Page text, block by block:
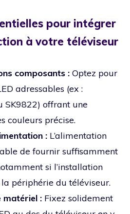
pour intégrer
à votre téléviseur
composants : Optez pour
adressables (ex :
SK9822) offrant une
couleurs précise.
: L’alimentation
de fournir suffisamment
si l’installation
périphérie du téléviseur.
matériel : Fixez solidement